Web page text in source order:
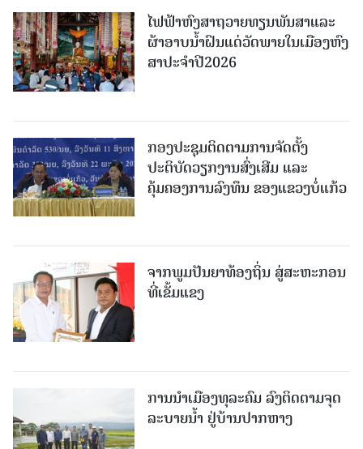
ໄຟຟ້າຫົງສາຖວາຍທຽນພັນສາແລະ
ຜ້າອາບນໍ້າຝົນແດ່ວັດພາຍໃນເມືອງຫົງ
ສາປະຈໍາປີ2026
ກອງປະຊຸມຕິດຕາມການຈັດຕັ້ງ
ປະຕິບັດວຽກງານສົ່ງເສີມ ແລະ
ຄຸ້ມຄອງການລົງທຶນ ຂອງແຂວງບໍ່ແກ້ວ
ຈາກພູມປັນຍາທ້ອງຖິ່ນ ສູ່ສະຫະກອນ
ທີ່ເຂັ້ມແຂງ
ການນໍາເມືອງທຸລະຄົມ ລົງຕິດຕາມຈຸດ
ລະບາຍນໍ້າ ຢູ່ບ້ານປາກຫາງ